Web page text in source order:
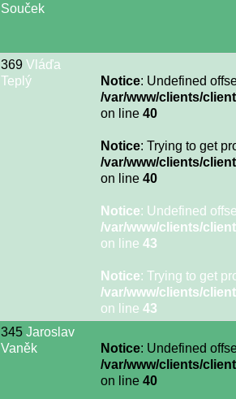
Souček
369 Vláďa
Teplý
Notice: Undefined
/var/www/clients/
on line 40
Notice: Trying to get
/var/www/clients/
on line 40
Notice: Undefined
/var/www/clients/
on line 43
Notice: Trying to get
/var/www/clients/
on line 43
345 Jaroslav
Vaněk
Notice: Undefined
/var/www/clients/
on line 40